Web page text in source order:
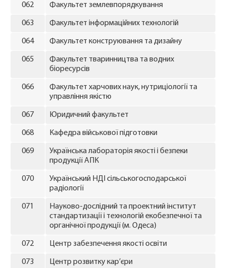
062 Факультет землевпорядкування
063 Факультет інформаційних технологій
064 Факультет конструювання та дизайну
065
Факультет тваринництва та водних
біоресурсів
066
Факультет харчових наук, нутриціології та
управління якістю
067 Юридичний факультет
068 Кафедра військової підготовки
069
Українська лабораторія якості і безпеки
продукції АПК
070
Український НДІ сільськогосподарської
радіології
071
Науково-дослідний та проектний інститут
стандартизації і технологій екобезпечної та
органічної продукції (м. Одеса)
072 Центр забезпечення якості освіти
073 Центр розвитку кар’єри